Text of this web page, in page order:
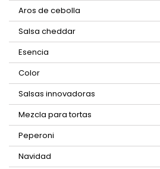
Aros de cebolla
Salsa cheddar
Esencia
Color
Salsas innovadoras
Mezcla para tortas
Peperoni
Navidad